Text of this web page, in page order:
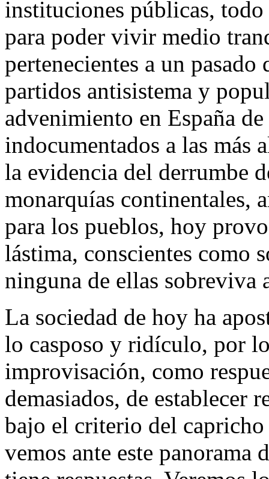
instituciones públicas,
para poder vivir medio
pertenecientes a un
partidos antisistema y
advenimiento en España
indocumentados a las más
la evidencia del derrumbe
monarquías continentales,
para los pueblos, hoy
lástima, conscientes como
ninguna de ellas sobreviva
La sociedad de hoy ha
lo casposo y ridículo, por
improvisación, como
demasiados, de establecer
bajo el criterio del
vemos ante este panorama